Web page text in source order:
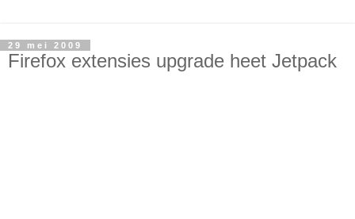
29 mei 2009
Firefox extensies upgrade heet Jetpack